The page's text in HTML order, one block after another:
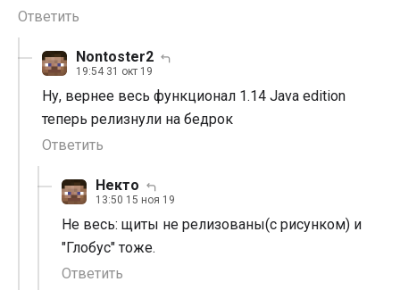
Ответить
Nontoster2
19:54 31 окт 19
Ну, вернее весь функционал 1.14 Java edition
теперь релизнули на бедрок
Ответить
Некто
13:50 15 ноя 19
Не весь: щиты не релизованы(с рисунком) и
"Глобус" тоже.
Ответить